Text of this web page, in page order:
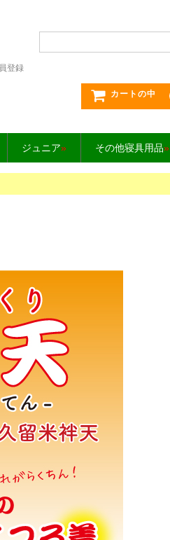
登録
カートの中
ジュニア» その他寝具用品»